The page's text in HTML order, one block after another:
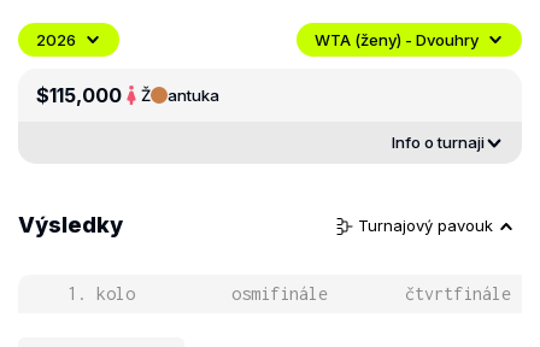
2026 WTA (ženy) - Dvouhry
$115,000 Ž antuka
Info o turnaji
Výsledky Turnajový pavouk
1. kolo osmifinále čtvrtfinále